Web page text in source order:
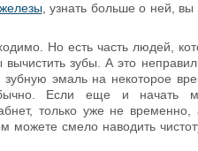
, узнать больше о ней,
Но есть часть людей,
зубы. А это
эмаль на некоторое
Если еще и начать
только уже не временно,
можете смело наводить